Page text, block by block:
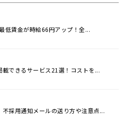
低賃金が時給66円アップ！全...
載できるサービス21選！コストを...
不採用通知メールの送り方や注意点...